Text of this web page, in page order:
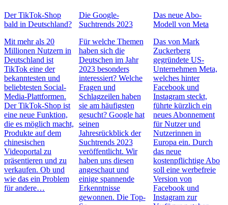
Der TikTok-Shop
bald in Deutschland?
Mit mehr als 20
Millionen Nutzern in
Deutschland ist
TikTok eine der
bekanntesten und
beliebtesten Social-
Media-Plattformen.
Der TikTok-Shop ist
eine neue Funktion,
die es möglich macht,
Produkte auf dem
chinesischen
Videoportal zu
präsentieren und zu
verkaufen. Ob und
wie das ein Problem
für andere…
Die Google-
Suchtrends 2023
Für welche Themen
haben sich die
Deutschen im Jahr
2023 besonders
interessiert? Welche
Fragen und
Schlagzeilen haben
sie am häufigsten
gesucht? Google hat
seinen
Jahresrückblick der
Suchtrends 2023
veröffentlicht. Wir
haben uns diesen
angeschaut und
einige spannende
Erkenntnisse
gewonnen. Die Top-
Das neue Abo-
Modell von Meta
Das von Mark
Zuckerberg
gegründete US-
Unternehmen Meta,
welches hinter
Facebook und
Instagram steckt,
führte kürzlich ein
neues Abonnement
für Nutzer und
Nutzerinnen in
Europa ein. Durch
das neue
kostenpflichtige Abo
soll eine werbefreie
Version von
Facebook und
Instagram zur